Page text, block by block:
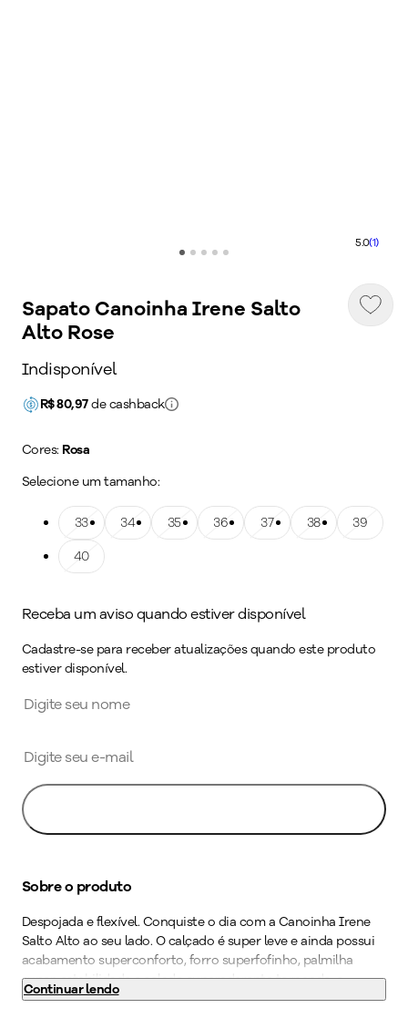
5.0(1)
Sapato Canoinha Irene Salto
Alto Rose
Indisponível
R$80,97de cashback
Cores: Rosa
Selecione um tamanho:
Tamanho: 33
33Tamanho: 34
34Tamanho: 35
35Tamanho: 36
36Tamanho: 37
37Tamanho: 38
38Tamanho: 39
39
Tamanho: 40
40
Receba um aviso quando estiver disponível
Cadastre-se para receber atualizações quando este produto
estiver disponível.
Sobre o produto
Despojada e flexível. Conquiste o dia com a Canoinha Irene
Salto Alto ao seu lado. O calçado é super leve e ainda possui
acabamento superconforto, forro superfofinho, palmilha
super-estabilidade e solado superaderente tornando-o
indispensável para quem precisa ficar horas de pé no
Continuar lendo